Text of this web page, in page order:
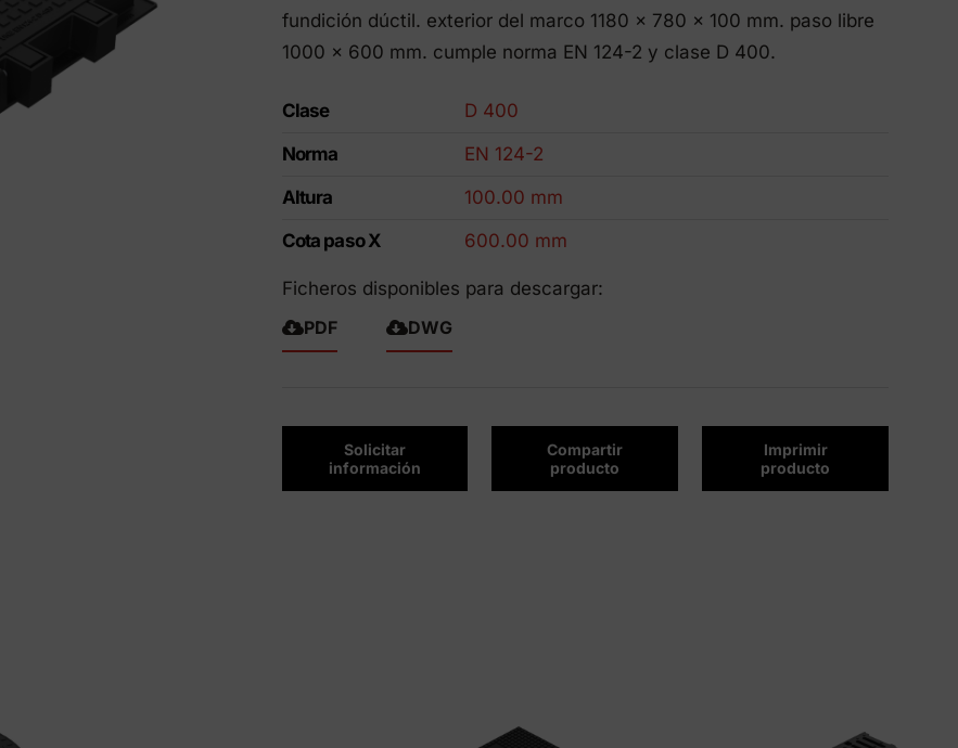
Productos Eco-Friendly
Innovamos para ser más sostenibles.
fundición dúctil. exterior del marco 1180 x 780 x 100 mm. paso libre
1000 x 600 mm. cumple norma EN 124-2 y clase D 400.
Clase
D 400
Norma
EN 124-2
Altura
100.00 mm
Cota paso X
600.00 mm
Ficheros disponibles para descargar:
PDF
DWG
Solicitar
información
Compartir
producto
Imprimir
producto